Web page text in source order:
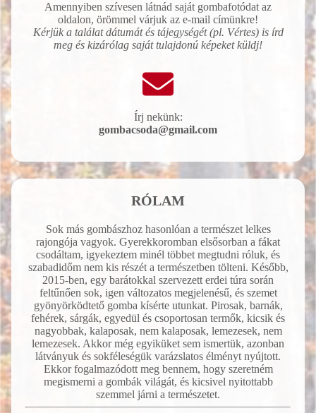
Amennyiben szívesen látnád saját gombafotódat az
oldalon, örömmel várjuk az e-mail címünkre!
Kérjük a találat dátumát és tájegységét (pl. Vértes) is írd
meg és kizárólag saját tulajdonú képeket küldj!
Írj nekünk:
gombacsoda@gmail.com
RÓLAM
Sok más gombászhoz hasonlóan a természet lelkes
rajongója vagyok. Gyerekkoromban elsősorban a fákat
csodáltam, igyekeztem minél többet megtudni róluk, és
szabadidőm nem kis részét a természetben tölteni. Később,
2015-ben, egy barátokkal szervezett erdei túra során
feltűnően sok, igen változatos megjelenésű, és szemet
gyönyörködtető gomba kísérte utunkat. Pirosak, barnák,
fehérek, sárgák, egyedül és csoportosan termők, kicsik és
nagyobbak, kalaposak, nem kalaposak, lemezesek, nem
lemezesek. Akkor még egyiküket sem ismertük, azonban
látványuk és sokféleségük varázslatos élményt nyújtott.
Ekkor fogalmazódott meg bennem, hogy szeretném
megismerni a gombák világát, és kicsivel nyitottabb
szemmel járni a természetet.